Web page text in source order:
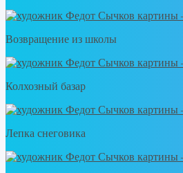
Возвращение из школы
Колхозный базар
Лепка снеговика